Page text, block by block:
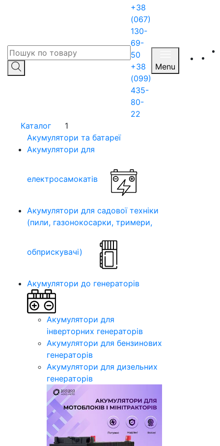
+38
(067)
130-
69-
50
+38
(099)
435-
80-
22
Menu
Каталог
1
Акумулятори та батареї
Акумулятори для
електросамокатів
Акумулятори для садової техніки
(пили, газонокосарки, тримери,
обприскувачі)
Акумулятори до генераторів
Акумулятори для
інверторних генераторів
Акумулятори для бензинових
генераторів
Акумулятори для дизельних
генераторів